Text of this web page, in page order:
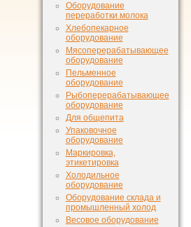
Оборудование
переработки молока
Хлебопекарное
оборудование
Мясоперерабатывающее
оборудование
Пельменное
оборудование
Рыбоперерабатывающее
оборудование
Для общепита
Упаковочное
оборудование
Маркировка,
этикетировка
Холодильное
оборудование
Оборудование склада и
промышленный холод
Весовое оборудование